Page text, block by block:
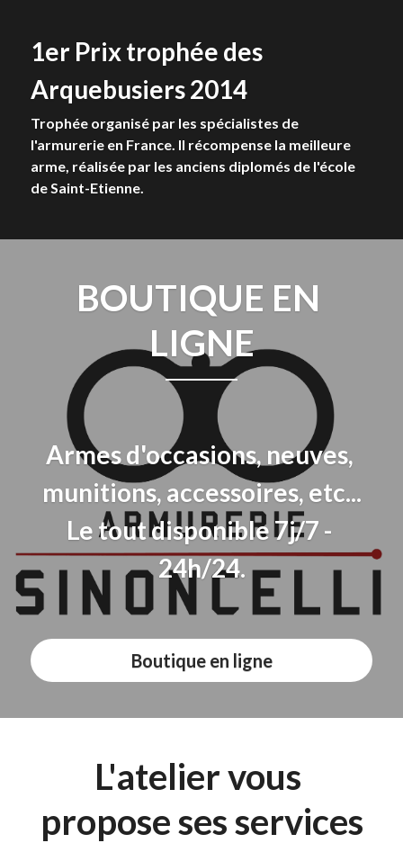
1er Prix trophée des
Arquebusiers 2014
Trophée organisé par les spécialistes de
l'armurerie en France. Il récompense la meilleure
arme, réalisée par les anciens diplomés de l'école
de Saint-Etienne.
BOUTIQUE EN
LIGNE
Armes d'occasions, neuves,
munitions, accessoires, etc...
Le tout disponible 7j/7 -
24h/24.
Boutique en ligne
L'atelier vous
propose ses services